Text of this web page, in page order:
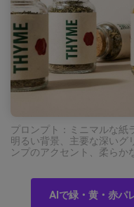
プロンプト：ミニマルな紙
明るい背景、主要な深いグ
ンプのアクセント、柔ら
AIで緑・黄・赤パ